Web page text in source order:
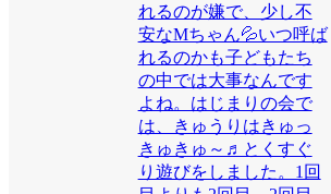
れるのが嫌で、少し不
安なMちゃん💦いつ呼ば
れるのかも子どもたち
の中では大事なんです
よね。はじまりの会で
は、きゅうりはきゅっ
きゅきゅ～♬とくすぐ
り遊びをしました。1回